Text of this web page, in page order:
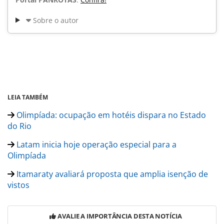
Sobre o autor
LEIA TAMBÉM
Olimpíada: ocupação em hotéis dispara no Estado
do Rio
Latam inicia hoje operação especial para a
Olimpíada
Itamaraty avaliará proposta que amplia isenção de
vistos
AVALIE A IMPORTÂNCIA DESTA NOTÍCIA